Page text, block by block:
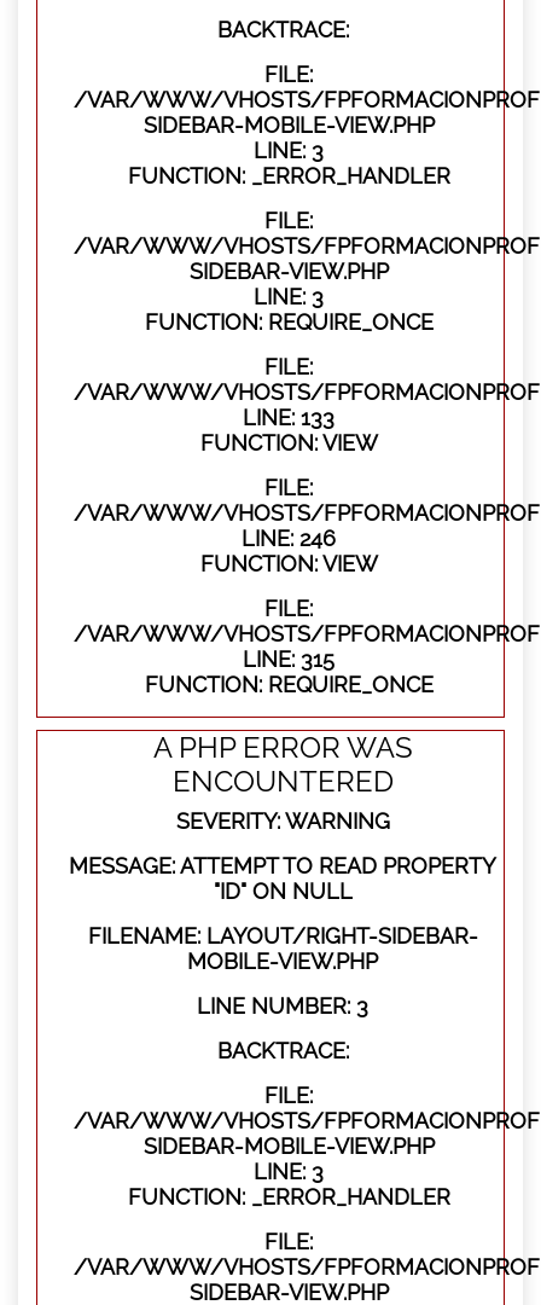
BACKTRACE:
FILE:
/VAR/WWW/VHOSTS/
SIDEBAR-MOBILE-VIEW.PHP
LINE: 3
FUNCTION: _ERROR_HANDLER
FILE:
/VAR/WWW/VHOSTS/
SIDEBAR-VIEW.PHP
LINE: 3
FUNCTION: REQUIRE_ONCE
FILE:
/VAR/WWW/VHOSTS/
LINE: 133
FUNCTION: VIEW
FILE:
/VAR/WWW/VHOSTS/
LINE: 246
FUNCTION: VIEW
FILE:
/VAR/WWW/VHOSTS/
LINE: 315
FUNCTION: REQUIRE_ONCE
A PHP ERROR WAS
ENCOUNTERED
SEVERITY: WARNING
MESSAGE: ATTEMPT TO READ PROPERTY
"ID" ON NULL
FILENAME: LAYOUT/RIGHT-SIDEBAR-
MOBILE-VIEW.PHP
LINE NUMBER: 3
BACKTRACE:
FILE:
/VAR/WWW/VHOSTS/
SIDEBAR-MOBILE-VIEW.PHP
LINE: 3
FUNCTION: _ERROR_HANDLER
FILE:
/VAR/WWW/VHOSTS/
SIDEBAR-VIEW.PHP